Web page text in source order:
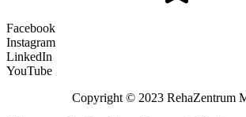
Facebook
Instagram
LinkedIn
YouTube
Copyright © 2023 RehaZentrum